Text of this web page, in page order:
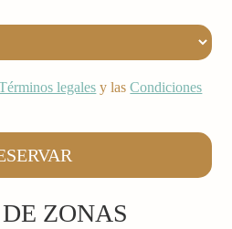
legales y lasCondiciones
ZONAS